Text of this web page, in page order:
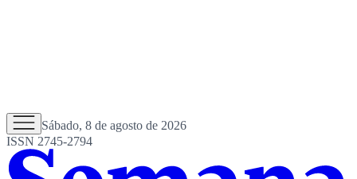
Sábado, 8 de agosto de 2026
ISSN 2745-2794